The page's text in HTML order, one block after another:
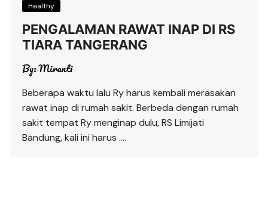
Healthy
PENGALAMAN RAWAT INAP DI RS
TIARA TANGERANG
By:Miranti
Beberapa waktu lalu Ry harus kembali merasakan
rawat inap di rumah sakit. Berbeda dengan rumah
sakit tempat Ry menginap dulu, RS Limijati
Bandung, kali ini harus ….